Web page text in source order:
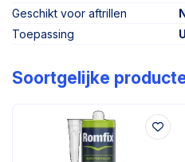
Geschikt voor aftrillen
Toepassing
Soortgelijke